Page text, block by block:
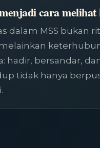
cara
dalam MSS bukan
hadir, bersandar,
tidak hanya